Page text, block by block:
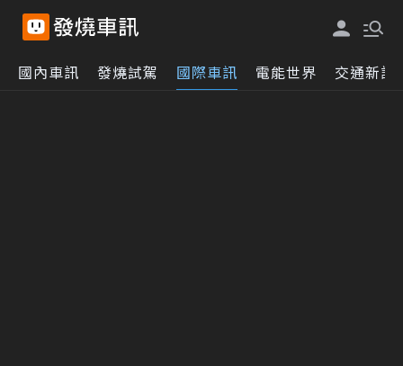
國內車訊 發燒試駕 國際車訊 電能世界 交通新訊